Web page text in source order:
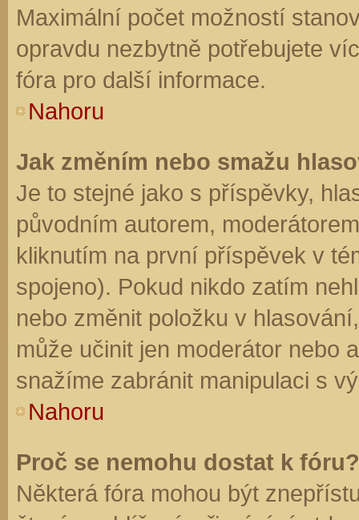
Maximální počet možností
opravdu nezbytně potřebujete
fóra pro další informace.
Nahoru
Jak změním nebo smažu
Je to stejné jako s příspěvky,
původním autorem,
kliknutím na první příspěvek v
spojeno). Pokud nikdo zatím
nebo změnit položku v
může učinit jen moderátor nebo
snažíme zabránit manipulaci s
Nahoru
Proč se nemohu dostat k fóru?
Některá fóra mohou být